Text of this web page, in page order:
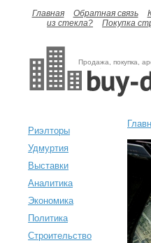
Главная Обратная связь
из стекла?
Покупка
Продажа, покупка,
Риэлторы
Удмуртия
Выставки
Аналитика
Экономика
Политика
Строительство